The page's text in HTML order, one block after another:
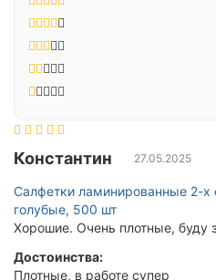
Константин 27.05.2025
Салфетки ламинированные 2-
голубые, 500 шт
Хорошие. Очень плотные, буду
Достоинства:
Плотные, в работе супер